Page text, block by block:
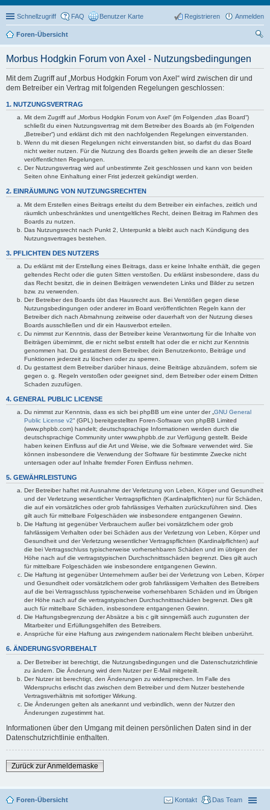
Schnellzugriff FAQ Benutzer Karte Anmelden
Registrieren
Foren-Übersicht
Morbus Hodgkin Forum von Axel - Nutzungsbedingungen
Mit dem Zugriff auf „Morbus Hodgkin Forum von Axel“ wird zwischen dir und
dem Betreiber ein Vertrag mit folgenden Regelungen geschlossen:
1. NUTZUNGSVERTRAG
Mit dem Zugriff auf „Morbus Hodgkin Forum von Axel“ (im Folgenden „das Board“)
schließt du einen Nutzungsvertrag mit dem Betreiber des Boards ab (im Folgenden
„Betreiber“) und erklärst dich mit den nachfolgenden Regelungen einverstanden.
Wenn du mit diesen Regelungen nicht einverstanden bist, so darfst du das Board
nicht weiter nutzen. Für die Nutzung des Boards gelten jeweils die an dieser Stelle
veröffentlichten Regelungen.
Der Nutzungsvertrag wird auf unbestimmte Zeit geschlossen und kann von beiden
Seiten ohne Einhaltung einer Frist jederzeit gekündigt werden.
2. EINRÄUMUNG VON NUTZUNGSRECHTEN
Mit dem Erstellen eines Beitrags erteilst du dem Betreiber ein einfaches, zeitlich und
räumlich unbeschränktes und unentgeltliches Recht, deinen Beitrag im Rahmen des
Boards zu nutzen.
Das Nutzungsrecht nach Punkt 2, Unterpunkt a bleibt auch nach Kündigung des
Nutzungsvertrages bestehen.
3. PFLICHTEN DES NUTZERS
Du erklärst mit der Erstellung eines Beitrags, dass er keine Inhalte enthält, die gegen
geltendes Recht oder die guten Sitten verstoßen. Du erklärst insbesondere, dass du
das Recht besitzt, die in deinen Beiträgen verwendeten Links und Bilder zu setzen
bzw. zu verwenden.
Der Betreiber des Boards übt das Hausrecht aus. Bei Verstößen gegen diese
Nutzungsbedingungen oder anderer im Board veröffentlichten Regeln kann der
Betreiber dich nach Abmahnung zeitweise oder dauerhaft von der Nutzung dieses
Boards ausschließen und dir ein Hausverbot erteilen.
Du nimmst zur Kenntnis, dass der Betreiber keine Verantwortung für die Inhalte von
Beiträgen übernimmt, die er nicht selbst erstellt hat oder die er nicht zur Kenntnis
genommen hat. Du gestattest dem Betreiber, dein Benutzerkonto, Beiträge und
Funktionen jederzeit zu löschen oder zu sperren.
Du gestattest dem Betreiber darüber hinaus, deine Beiträge abzuändern, sofern sie
gegen o. g. Regeln verstoßen oder geeignet sind, dem Betreiber oder einem Dritten
Schaden zuzufügen.
4. GENERAL PUBLIC LICENSE
Du nimmst zur Kenntnis, dass es sich bei phpBB um eine unter der „ GNU General
Public License v2“ (GPL) bereitgestellten Foren-Software von phpBB Limited
(www.phpbb.com) handelt; deutschsprachige Informationen werden durch die
deutschsprachige Community unter www.phpbb.de zur Verfügung gestellt. Beide
haben keinen Einfluss auf die Art und Weise, wie die Software verwendet wird. Sie
können insbesondere die Verwendung der Software für bestimmte Zwecke nicht
untersagen oder auf Inhalte fremder Foren Einfluss nehmen.
5. GEWÄHRLEISTUNG
Der Betreiber haftet mit Ausnahme der Verletzung von Leben, Körper und Gesundheit
und der Verletzung wesentlicher Vertragspflichten (Kardinalpflichten) nur für Schäden,
die auf ein vorsätzliches oder grob fahrlässiges Verhalten zurückzuführen sind. Dies
gilt auch für mittelbare Folgeschäden wie insbesondere entgangenen Gewinn.
Die Haftung ist gegenüber Verbrauchern außer bei vorsätzlichem oder grob
fahrlässigem Verhalten oder bei Schäden aus der Verletzung von Leben, Körper und
Gesundheit und der Verletzung wesentlicher Vertragspflichten (Kardinalpflichten) auf
die bei Vertragsschluss typischerweise vorhersehbaren Schäden und im übrigen der
Höhe nach auf die vertragstypischen Durchschnittsschäden begrenzt. Dies gilt auch
für mittelbare Folgeschäden wie insbesondere entgangenen Gewinn.
Die Haftung ist gegenüber Unternehmern außer bei der Verletzung von Leben, Körper
und Gesundheit oder vorsätzlichem oder grob fahrlässigem Verhalten des Betreibers
auf die bei Vertragsschluss typischerweise vorhersehbaren Schäden und im Übrigen
der Höhe nach auf die vertragstypischen Durchschnittsschäden begrenzt. Dies gilt
auch für mittelbare Schäden, insbesondere entgangenen Gewinn.
Die Haftungsbegrenzung der Absätze a bis c gilt sinngemäß auch zugunsten der
Mitarbeiter und Erfüllungsgehilfen des Betreibers.
Ansprüche für eine Haftung aus zwingendem nationalem Recht bleiben unberührt.
6. ÄNDERUNGSVORBEHALT
Der Betreiber ist berechtigt, die Nutzungsbedingungen und die Datenschutzrichtlinie
zu ändern. Die Änderung wird dem Nutzer per E-Mail mitgeteilt.
Der Nutzer ist berechtigt, den Änderungen zu widersprechen. Im Falle des
Widerspruchs erlischt das zwischen dem Betreiber und dem Nutzer bestehende
Vertragsverhältnis mit sofortiger Wirkung.
Die Änderungen gelten als anerkannt und verbindlich, wenn der Nutzer den
Änderungen zugestimmt hat.
Informationen über den Umgang mit deinen persönlichen Daten sind in der
Datenschutzrichtlinie enthalten.
Zurück zur Anmeldemaske
Foren-Übersicht Das Team
Kontakt